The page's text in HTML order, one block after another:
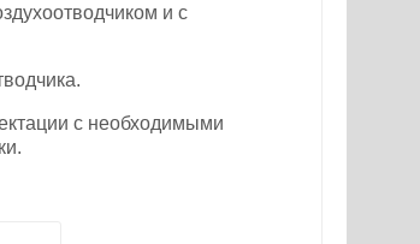
и с
с необходимыми